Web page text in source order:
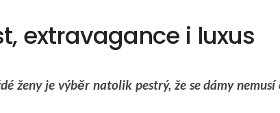
extravagance i luxus
ženy je výběr natolik pestrý, že se dámy